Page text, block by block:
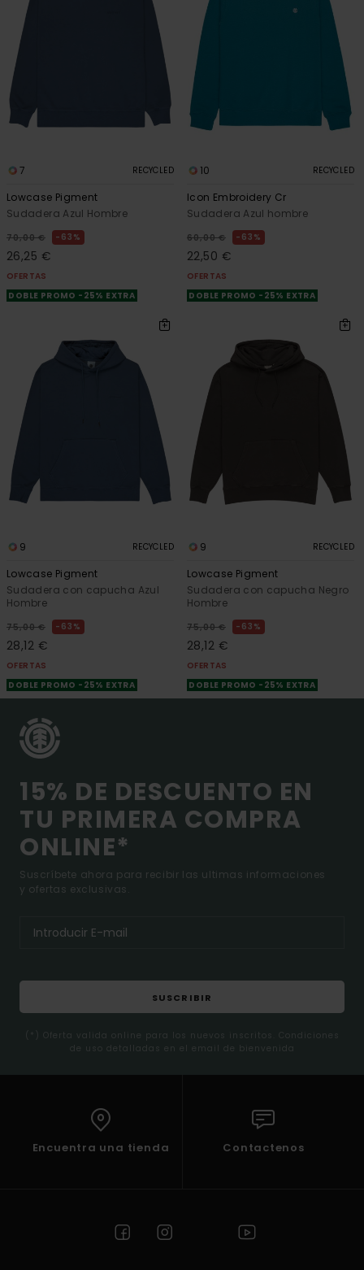
7 RECYCLED
Lowcase Pigment
Sudadera Azul Hombre
70,00 € 63%
26,25 €
OFERTAS
DOBLE PROMO -25% EXTRA
10 RECYCLED
Icon Embroidery Cr
Sudadera Azul hombre
60,00 € 63%
22,50 €
OFERTAS
DOBLE PROMO -25% EXTRA
9 RECYCLED
Lowcase Pigment
Sudadera con capucha Azul
Hombre
75,00 € 63%
28,12 €
OFERTAS
DOBLE PROMO -25% EXTRA
9 RECYCLED
Lowcase Pigment
Sudadera con capucha Negro
Hombre
75,00 € 63%
28,12 €
OFERTAS
DOBLE PROMO -25% EXTRA
15% DE DESCUENTO EN
TU PRIMERA COMPRA
ONLINE*
Suscríbete ahora para recibir las ultimas informaciones
y ofertas exclusivas.
SUSCRIBIR
(*) Oferta valida online para los nuevos inscritos. Condiciones
de uso detalladas en el email de bienvenida
Encuentra una tienda Contactenos